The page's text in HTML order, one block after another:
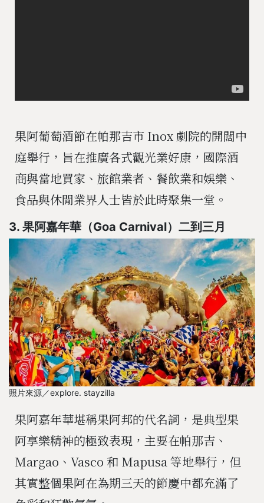
果阿葡萄酒節在帕那吉市 Inox 劇院的開闊中
庭舉行，旨在推廣各式觀光業好康，國際酒
商與當地買家、旅館業者、餐飲業和娛樂、
食品與休閒業界人士皆於此時聚集一堂。
3. 果阿嘉年華（Goa Carnival）二到三月
照片來源／explore. stayzilla
果阿嘉年華堪稱果阿邦的代名詞，是典型果
阿享樂精神的極致表現，主要在帕那吉、
Margao、Vasco 和 Mapusa 等地舉行，但
其實整個果阿在為期三天的節慶中都充滿了